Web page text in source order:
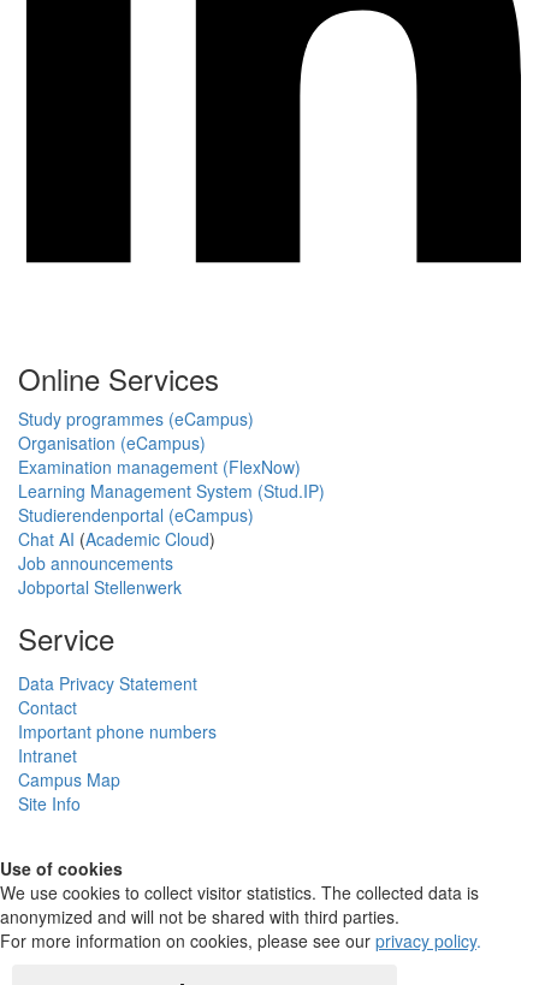
Online Services
Study programmes (eCampus)
Organisation (eCampus)
Examination management (FlexNow)
Learning Management System (Stud.IP)
Studierendenportal (eCampus)
Chat AI (Academic Cloud)
Job announcements
Jobportal Stellenwerk
Service
Data Privacy Statement
Contact
Important phone numbers
Intranet
Campus Map
Site Info
Use of cookies
We use cookies to collect visitor statistics. The collected data is
anonymized and will not be shared with third parties.
For more information on cookies, please see our privacy policy.